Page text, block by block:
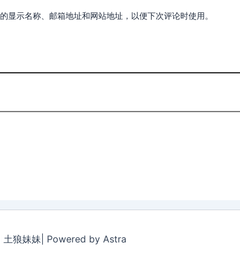
显示名称、邮箱地址和网站地址，以便下次评论时使用。
狼妹妹| Powered by Astra